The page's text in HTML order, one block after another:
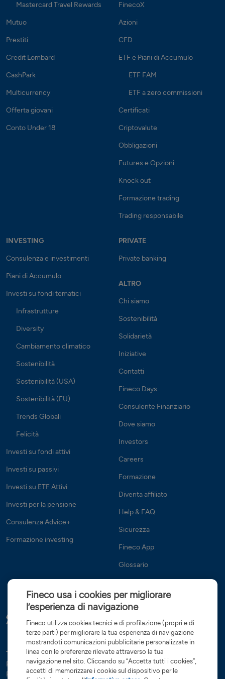
Mastercard Travel Rewards
Mutuo
Prestiti
Credit Lombard
CashPark
Multicurrency
Offerta giovani
Conto Under 18
FinecoX
Azioni
CFD
ETF e Piani di Accumulo
ETF FAM
ETF a zero commissioni
Certificati
Criptovalute
Obbligazioni
Futures e Opzioni
Knock out
Formazione trading
Trading responsabile
INVESTING
Consulenza e investimenti
Piani di Accumulo
Investi su fondi tematici
Infrastrutture
Diversity
Cambiamento climatico
Sostenibilità
Sostenibilità (USA)
Sostenibilità (EU)
Trends Globali
Felicità
Investi su fondi attivi
Investi su passivi
Investi su ETF Attivi
Investi per la pensione
Consulenza Advice+
Formazione investing
PRIVATE
Private banking
ALTRO
Chi siamo
Sostenibilità
Solidarietà
Iniziative
Contatti
Fineco Days
Consulente Finanziario
Dove siamo
Investors
Careers
Formazione
Diventa affiliato
Help & FAQ
Sicurezza
Fineco App
Glossario
Tutte le condizioni Trasparenza Reclami e ricorsi
Rapporti dormienti
Dati Societari
Servizi di investimento
Preferenze cookies
Governance
Fineco usa i cookies per migliorare
l’esperienza di navigazione
Fineco utilizza cookies tecnici e di profilazione (propri e di
terze parti) per migliorare la tua esperienza di navigazione
mostrandoti comunicazioni pubblicitarie personalizzate in
linea con le preferenze rilevate attraverso la tua
navigazione nel sito. Cliccando su “Accetta tutti i cookies”,
accetti di memorizzare i cookie sul dispositivo per le